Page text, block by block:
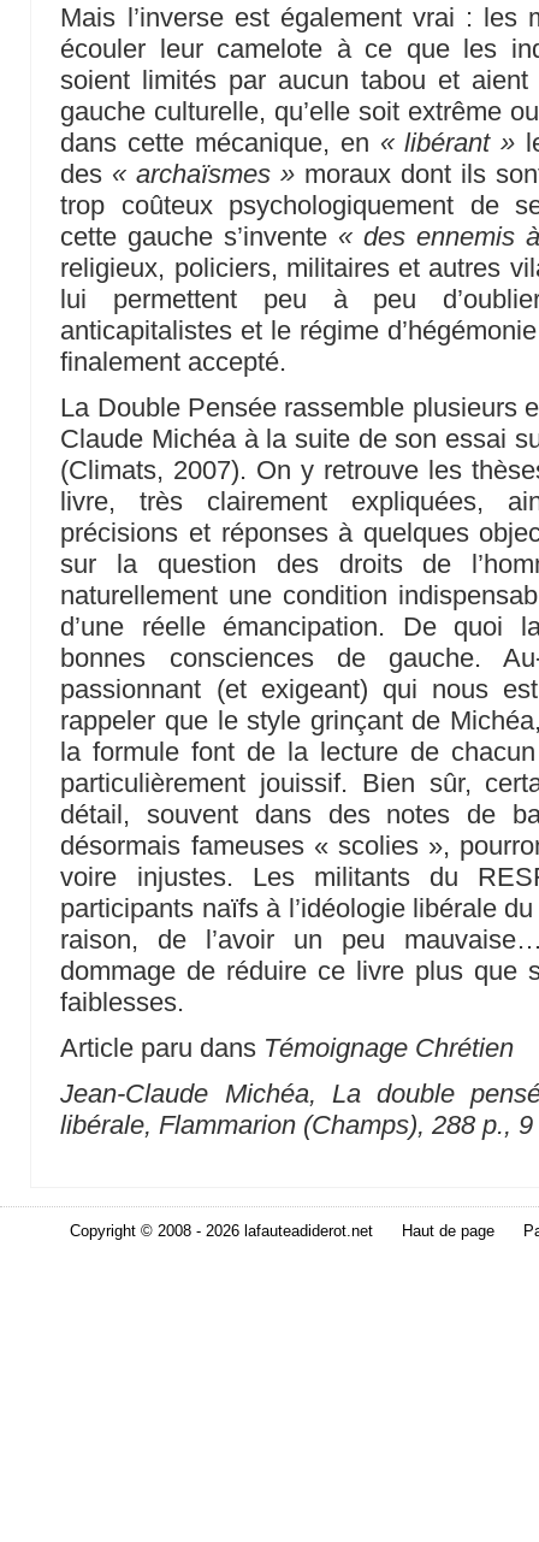
Mais l’inverse est également vrai : les
écouler leur camelote à ce que les
soient limités par aucun tabou et
gauche culturelle, qu’elle soit extrême
dans cette mécanique, en « libérant »
des « archaïsmes » moraux dont ils
trop coûteux psychologiquement de
cette gauche s’invente « des ennemis
religieux, policiers, militaires et autres
lui permettent peu à peu
anticapitalistes et le régime
finalement accepté.
La Double Pensée rassemble plusieurs
Claude Michéa à la suite de son essai
(Climats, 2007). On y retrouve les
livre, très clairement expliquées,
précisions et réponses à quelques
sur la question des droits de
naturellement une condition
d’une réelle émancipation. De quoi
bonnes consciences de gauche.
passionnant (et exigeant) qui nous
rappeler que le style grinçant de
la formule font de la lecture de
particulièrement jouissif. Bien sûr,
détail, souvent dans des notes de
désormais fameuses « scolies »,
voire injustes. Les militants du
participants naïfs à l’idéologie libérale
raison, de l’avoir un peu
dommage de réduire ce livre plus que
faiblesses.
Article paru dans Témoignage Chrétien
Jean-Claude Michéa, La double
libérale, Flammarion (Champs), 288 p.,
Copyright © 2008 - 2026 lafauteadiderot.net Haut de page